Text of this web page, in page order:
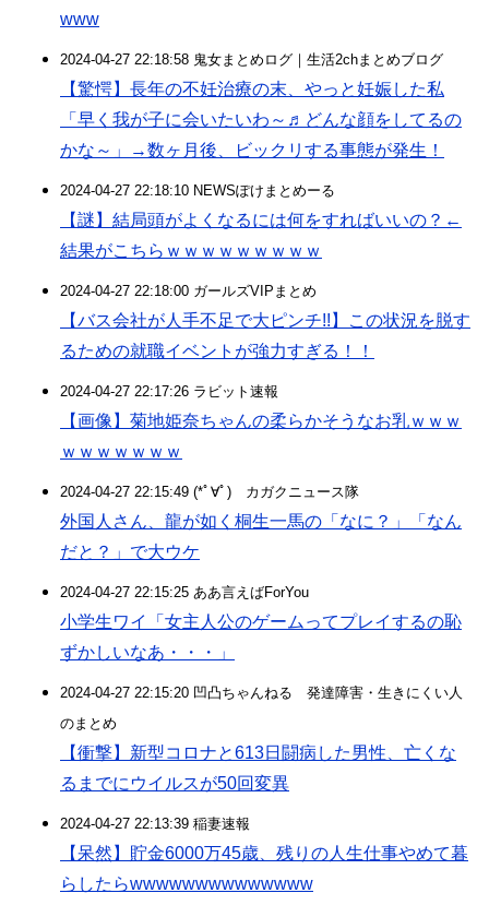
www
2024-04-27 22:18:58 鬼女まとめログ｜生活2chまとめブログ
【驚愕】長年の不妊治療の末、やっと妊娠した私
「早く我が子に会いたいわ～♬どんな顔をしてるの
かな～」→数ヶ月後、ビックリする事態が発生！
2024-04-27 22:18:10 NEWSぽけまとめーる
【謎】結局頭がよくなるには何をすればいいの？←
結果がこちらｗｗｗｗｗｗｗｗｗ
2024-04-27 22:18:00 ガールズVIPまとめ
【バス会社が人手不足で大ピンチ!!】この状況を脱す
るための就職イベントが強力すぎる！！
2024-04-27 22:17:26 ラビット速報
【画像】菊地姫奈ちゃんの柔らかそうなお乳ｗｗｗ
ｗｗｗｗｗｗｗ
2024-04-27 22:15:49 (*ﾟ∀ﾟ)ゞカガクニュース隊
外国人さん、龍が如く桐生一馬の「なに？」「なん
だと？」で大ウケ
2024-04-27 22:15:25 ああ言えばForYou
小学生ワイ「女主人公のゲームってプレイするの恥
ずかしいなあ・・・」
2024-04-27 22:15:20 凹凸ちゃんねる 発達障害・生きにくい人
のまとめ
【衝撃】新型コロナと613日闘病した男性、亡くな
るまでにウイルスが50回変異
2024-04-27 22:13:39 稲妻速報
【呆然】貯金6000万45歳、残りの人生仕事やめて暮
らしたらwwwwwwwwwwwwww